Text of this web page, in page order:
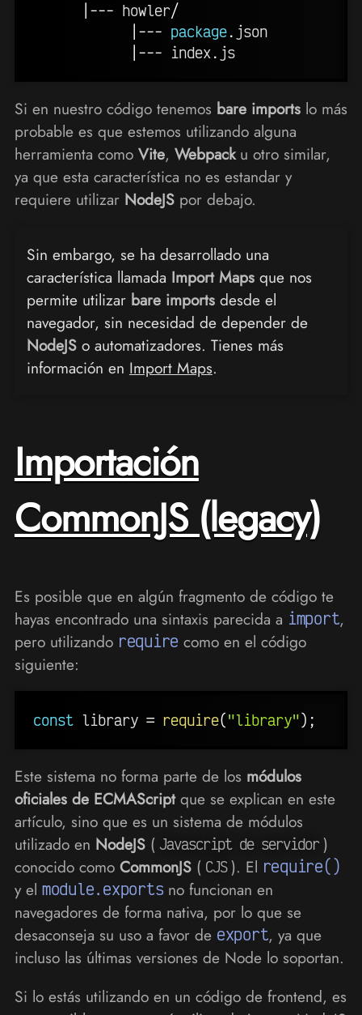
--- howler/
--- package. json
--- index.
Si en nuestro código tenemos bare importslo más
probable es que estemos utilizando alguna
herramienta como Vite, Webpacku otro similar,
ya que esta característica no es estandar y
requiere utilizar NodeJSpor debajo.
Sin embargo, se ha desarrollado una
característica llamada Import Mapsque nos
permite utilizar bare importsdesde el
navegador, sin necesidad de depender de
NodeJSo automatizadores. Tienes más
información en Import Maps.
Importación
CommonJS (legacy)
Es posible que en algún fragmento de código te
hayas encontrado una sintaxis parecida a import,
pero utilizando require como en el código
siguiente:
const library = require("library") ;
Este sistema no forma parte de los módulos
oficiales de ECMAScriptque se explican en este
artículo, sino que es un sistema de módulos
utilizado en NodeJS( Javascript de servidor )
conocido como CommonJS( CJS ). El require()
y el module.exportsno funcionan en
navegadores de forma nativa, por lo que se
desaconseja su uso a favor de export, ya que
incluso las últimas versiones de Node lo soportan.
Si lo estás utilizando en un código de frontend, es